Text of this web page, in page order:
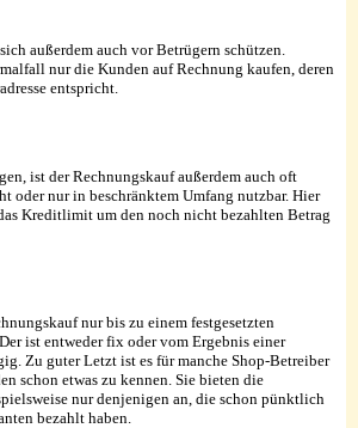
außerdem auch vor Betrügern schützen.
nur die Kunden auf Rechnung kaufen, deren
entspricht.
ist der Rechnungskauf außerdem auch oft
oder nur in beschränktem Umfang nutzbar. Hier
Kreditlimit um den noch nicht bezahlten Betrag
nur bis zu einem festgesetzten
ist entweder fix oder vom Ergebnis einer
Zu guter Letzt ist es für manche Shop-Betreiber
schon etwas zu kennen. Sie bieten die
nur denjenigen an, die schon pünktlich
bezahlt haben.